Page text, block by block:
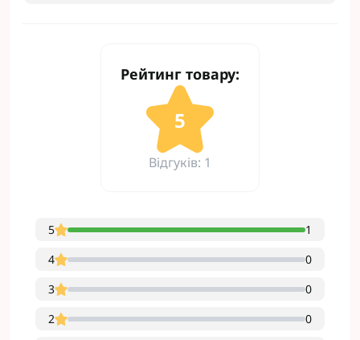
Рейтинг товару:
5
Відгуків: 1
5
1
4
0
3
0
2
0